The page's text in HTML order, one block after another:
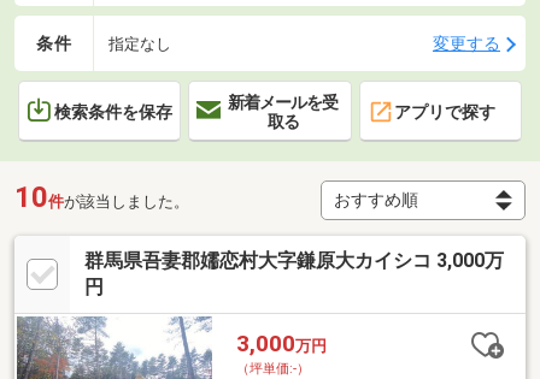
条件 指定なし 変更する
検索条件を保存
新着メールを受
取る
アプリで探す
10件が該当しました。
群馬県吾妻郡嬬恋村大字鎌原大カイシコ 3,000万
円
3,000万円
（坪単価:-）